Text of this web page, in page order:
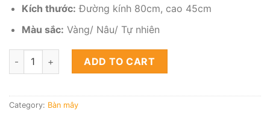
Kích thước: Đường kính 80cm, cao 45cm
Màu sắc: Vàng/ Nâu/ Tự nhiên
Bàn mây tròn B01 quantityADD TO CART
Category: Bàn mây